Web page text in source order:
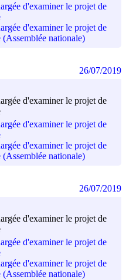
d'examiner le projet de
d'examiner le projet de
nationale)
d'examiner le projet de
d'examiner le projet de
d'examiner le projet de
nationale)
26/07/2019
d'examiner le projet de
d'examiner le projet de
d'examiner le projet de
nationale)
26/07/2019